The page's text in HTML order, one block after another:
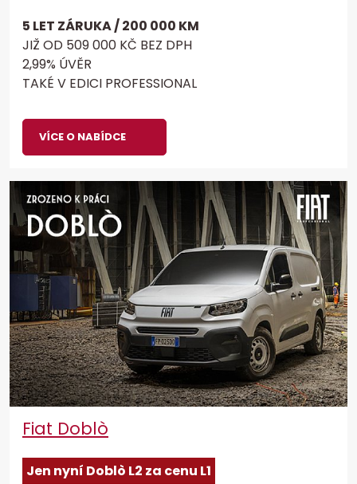
5 LET ZÁRUKA / 200 000 KM
JIŽ OD 509 000 KČ BEZ DPH
2,99% ÚVĚR
TAKÉ V EDICI PROFESSIONAL
VÍCE O NABÍDCE
Fiat Doblò
Jen nyní Doblò L2 za cenu L1